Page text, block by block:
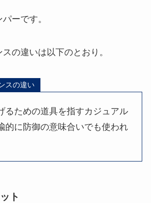
ーです。
の違いは以下のとおり。
スの違い
るための道具を指すカジュアル
的に防御の意味合いでも使われ
ト